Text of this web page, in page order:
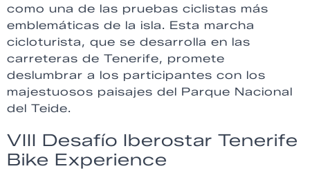
como una de las pruebas ciclistas más
emblemáticas de la isla. Esta marcha
cicloturista, que se desarrolla en las
carreteras de Tenerife, promete
deslumbrar a los participantes con los
majestuosos paisajes del Parque Nacional
del Teide.
VIII Desafío Iberostar Tenerife
Bike Experience